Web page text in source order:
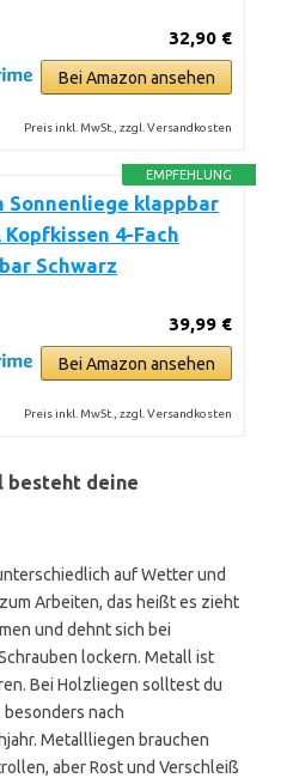
32,90 €
Bei Amazon ansehen
Preis inkl. MwSt., zzgl. Versandkosten
EMPFEHLUNG
Sonnenliege klappbar
Kopfkissen 4-Fach
Schwarz
39,99 €
Bei Amazon ansehen
Preis inkl. MwSt., zzgl. Versandkosten
besteht deine
auf Wetter und
Arbeiten, das heißt es zieht
und dehnt sich bei
lockern. Metall ist
Bei Holzliegen solltest du
nach
Metallliegen brauchen
aber Rost und Verschleiß